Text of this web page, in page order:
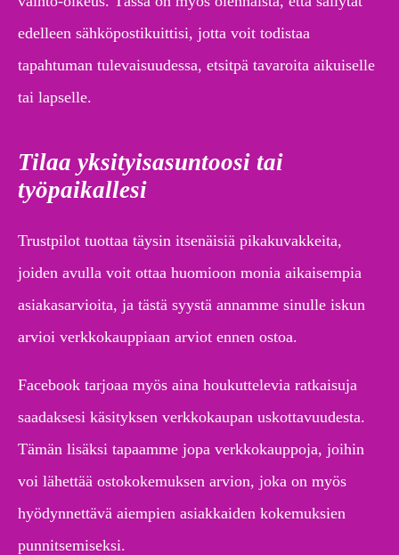
edelleen sähköpostikuittisi, jotta voit todistaa
tapahtuman tulevaisuudessa, etsitpä tavaroita aikuiselle
tai lapselle.
Tilaa yksityisasuntoosi tai
työpaikallesi
Trustpilot tuottaa täysin itsenäisiä pikakuvakkeita,
joiden avulla voit ottaa huomioon monia aikaisempia
asiakasarvioita, ja tästä syystä annamme sinulle iskun
arvioi verkkokauppiaan arviot ennen ostoa.
Facebook tarjoaa myös aina houkuttelevia ratkaisuja
saadaksesi käsityksen verkkokaupan uskottavuudesta.
Tämän lisäksi tapaamme jopa verkkokauppoja, joihin
voi lähettää ostokokemuksen arvion, joka on myös
hyödynnettävä aiempien asiakkaiden kokemuksien
punnitsemiseksi.